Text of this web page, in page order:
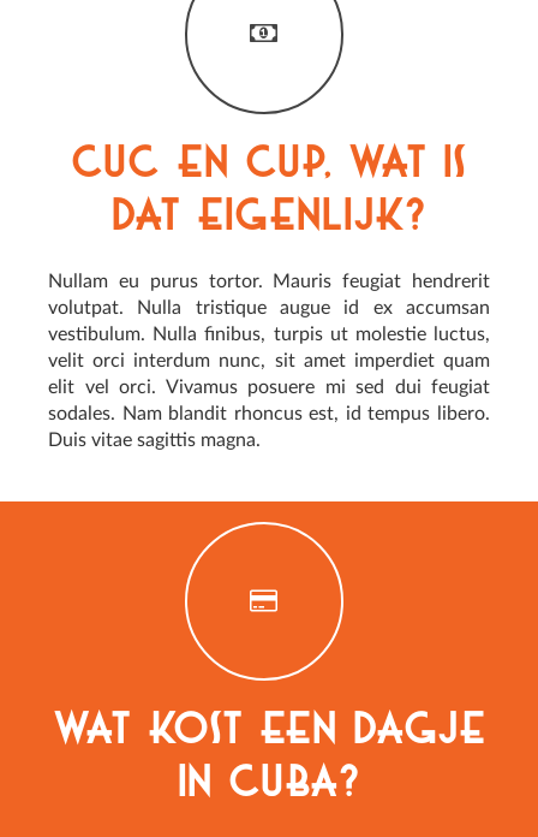
CUC en CUP, wat is
dat eigenlijk?
Nullam eu purus tortor. Mauris feugiat hendrerit
volutpat. Nulla tristique augue id ex accumsan
vestibulum. Nulla finibus, turpis ut molestie luctus,
velit orci interdum nunc, sit amet imperdiet quam
elit vel orci. Vivamus posuere mi sed dui feugiat
sodales. Nam blandit rhoncus est, id tempus libero.
Duis vitae sagittis magna.
Wat kost een dagje
in Cuba?